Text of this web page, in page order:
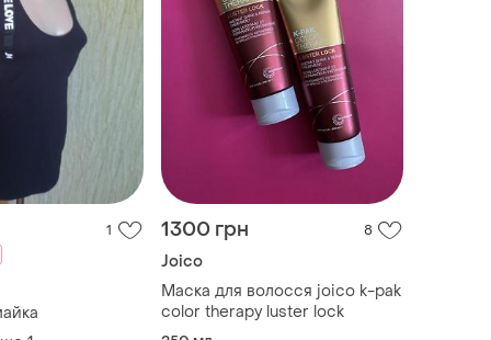
1 1300 грн 8
Joico
Маска для волосся joico k-pak
color therapy luster lock